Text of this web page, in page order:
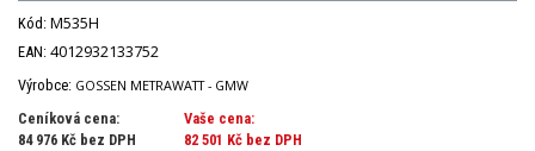
Kód: M535H
EAN: 4012932133752
Výrobce: GOSSEN METRAWATT - GMW
Ceníková cena:
84 976 Kč bez DPH
Vaše cena:
82 501 Kč bez DPH